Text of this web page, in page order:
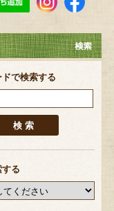
で検索する
る